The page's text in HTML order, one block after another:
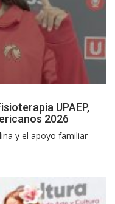
UPAEP,
2026
y el apoyo familiar